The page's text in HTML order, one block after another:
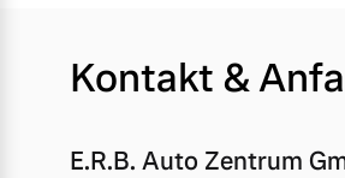
Kontakt &
E.R.B. Auto Zentrum